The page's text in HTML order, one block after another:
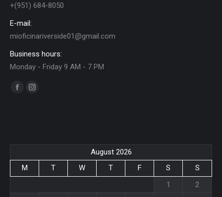
+(951) 684-8050
E-mail:
mioficinariverside01@gmail.com
Business hours:
Monday - Friday 9 AM - 7 PM
Find us on:
Facebook
new
Instagram
new
August 2026
M
T W T F S
S
1
2